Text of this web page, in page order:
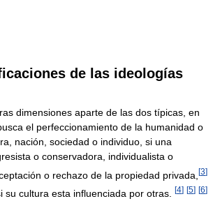
de las ideologías
dimensiones aparte de las dos típicas, en
el perfeccionamiento de la humanidad o
nación, sociedad o individuo, si una
o conservadora, individualista o
o rechazo de la propiedad privada, [3]
su cultura esta influenciada por otras. [4] [5] [6]